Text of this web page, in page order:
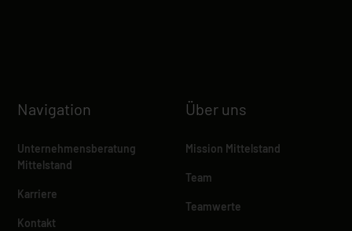
Navigation
Unternehmensberatung
Mittelstand
Karriere
Kontakt
Über uns
Mission Mittelstand
Team
Teamwerte